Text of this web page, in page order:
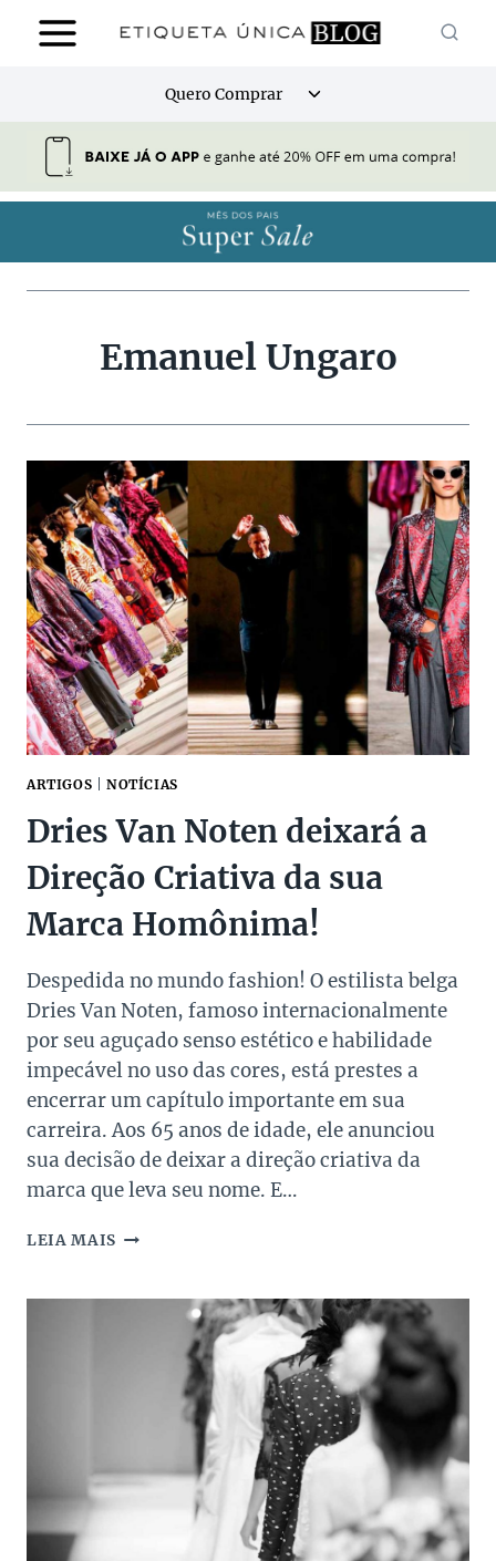
para
Quero Comprar
Alternar
Emanuel Ungaro
ARTIGOS NOTÍCIAS
Dries Van Noten deixará a
Direção Criativa da sua
Marca Homônima!
Despedida no mundo fashion! O estilista belga
Dries Van Noten, famoso internacionalmente
por seu aguçado senso estético e habilidade
impecável no uso das cores, está prestes a
encerrar um capítulo importante em sua
carreira. Aos 65 anos de idade, ele anunciou
sua decisão de deixar a direção criativa da
marca que leva seu nome. E…
LEIA MAIS DRIES
DEIXARÁ
DIREÇÃO
CRIATIVA
HOMÔNIMA!